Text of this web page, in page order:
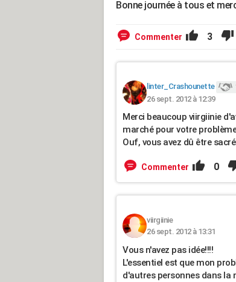
Bonne journée à tous et
Commenter 3
linter_Crashounette
26 sept. 2012 à 12:39
Merci beaucoup viirgiinie
marché pour votre
Ouf, vous avez dû être
Commenter 0
viirgiinie
26 sept. 2012 à 13:31
Vous n'avez pas idée!!!!
L'essentiel est que mon
d'autres personnes dans la